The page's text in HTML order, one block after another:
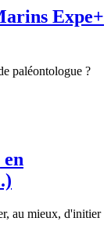
Expe+
paléontologue ?
au mieux, d'initier